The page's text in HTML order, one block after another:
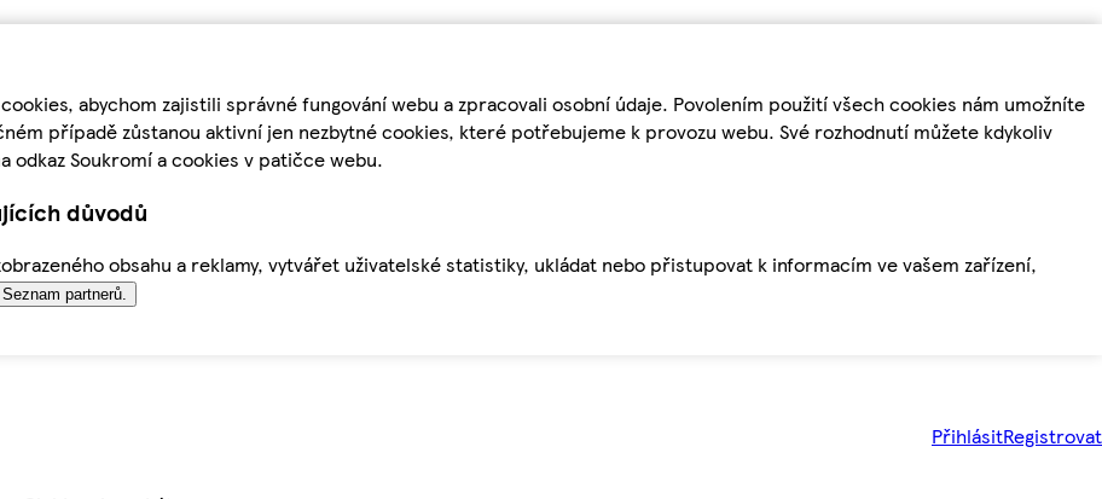
abychom zajistili správné fungování webu a zpracovali osobní údaje. Povolením použití všech cookies nám umožníte
případě zůstanou aktivní jen nezbytné cookies, které potřebujeme k provozu webu. Své rozhodnutí můžete kdykoliv
odkaz Soukromí a cookies v patičce webu.
důvodů
obsahu a reklamy, vytvářet uživatelské statistiky, ukládat nebo přistupovat k informacím ve vašem zařízení,
Seznam partnerů.
PřihlásitRegistrovat